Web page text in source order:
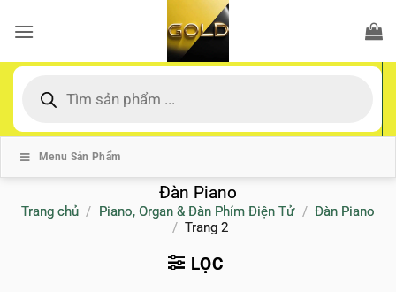
qua
dung
kiếm
Menu Sản Phẩm
Đàn Piano
Trang chủ / Piano, Organ & Đàn Phím Điện Tử / Đàn Piano
/ Trang 2
LỌC